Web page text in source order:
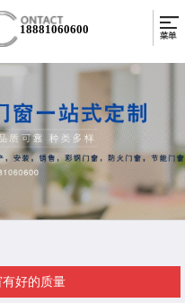
18881060600
好的质量